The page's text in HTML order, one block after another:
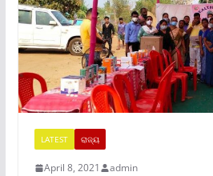
LATEST ରାଜ୍ୟ
April 8, 2021 admin